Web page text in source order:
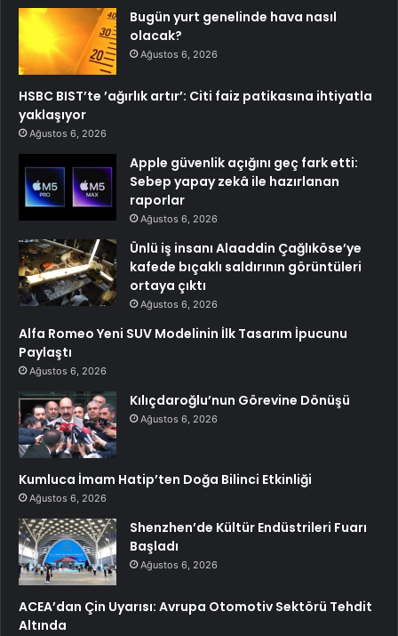
Bugün yurt genelinde hava nasıl
olacak?
Ağustos 6, 2026
HSBC BIST’te ’ağırlık artır’: Citi faiz patikasına ihtiyatla
yaklaşıyor
Ağustos 6, 2026
Apple güvenlik açığını geç fark etti:
Sebep yapay zekâ ile hazırlanan
raporlar
Ağustos 6, 2026
Ünlü iş insanı Alaaddin Çağlıköse’ye
kafede bıçaklı saldırının görüntüleri
ortaya çıktı
Ağustos 6, 2026
Alfa Romeo Yeni SUV Modelinin İlk Tasarım İpucunu
Paylaştı
Ağustos 6, 2026
Kılıçdaroğlu’nun Görevine Dönüşü
Ağustos 6, 2026
Kumluca İmam Hatip’ten Doğa Bilinci Etkinliği
Ağustos 6, 2026
Shenzhen’de Kültür Endüstrileri Fuarı
Başladı
Ağustos 6, 2026
ACEA’dan Çin Uyarısı: Avrupa Otomotiv Sektörü Tehdit
Altında